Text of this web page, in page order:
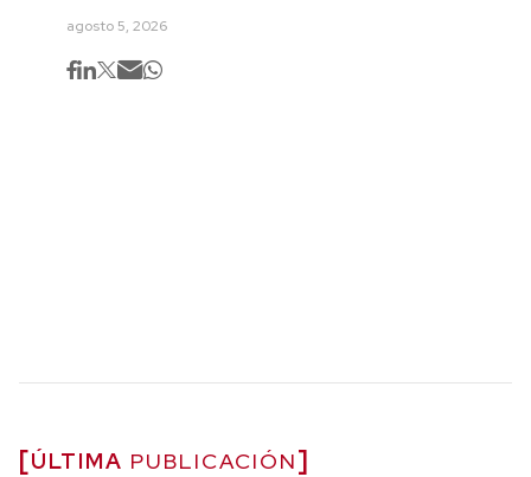
agosto 5, 2026
ÚLTIMA PUBLICACIÓN